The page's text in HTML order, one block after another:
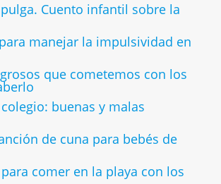
Cuento infantil sobre la
manejar la impulsividad en
que cometemos con los
buenas y malas
de cuna para bebés de
comer en la playa con los